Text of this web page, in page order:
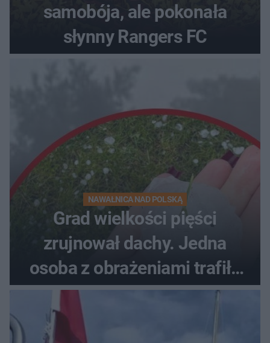
samobója, ale pokonała
słynny Rangers FC
NAWAŁNICA NAD POLSKĄ
Grad wielkości pięści
zrujnował dachy. Jedna
osoba z obrażeniami trafiła
do szpitala